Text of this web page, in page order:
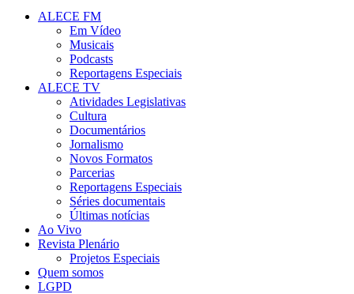
ALECE FM
Em Vídeo
Musicais
Podcasts
Reportagens Especiais
ALECE TV
Atividades Legislativas
Cultura
Documentários
Jornalismo
Novos Formatos
Parcerias
Reportagens Especiais
Séries documentais
Últimas notícias
Ao Vivo
Revista Plenário
Projetos Especiais
Quem somos
LGPD